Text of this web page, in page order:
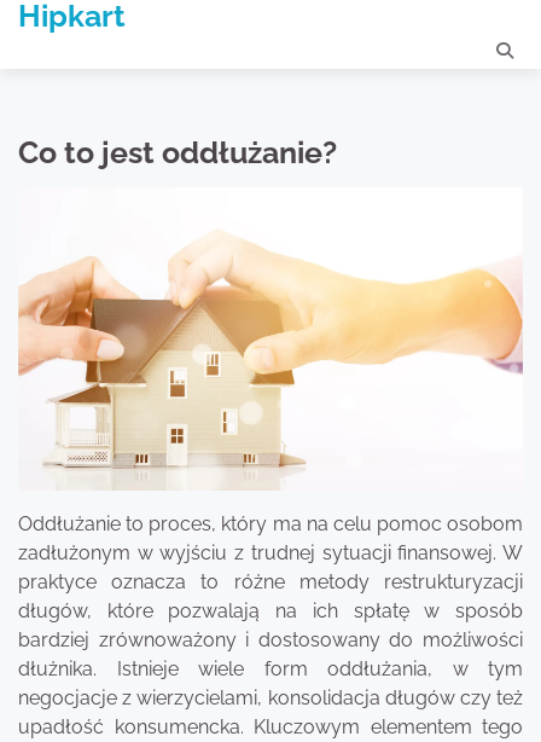
SkipHipkart
Co to jest oddłużanie?
Oddłużanie to proces, który ma na celu pomoc osobom
zadłużonym w wyjściu z trudnej sytuacji finansowej. W
praktyce oznacza to różne metody restrukturyzacji
długów, które pozwalają na ich spłatę w sposób
bardziej zrównoważony i dostosowany do możliwości
dłużnika. Istnieje wiele form oddłużania, w tym
negocjacje z wierzycielami, konsolidacja długów czy też
upadłość konsumencka. Kluczowym elementem tego